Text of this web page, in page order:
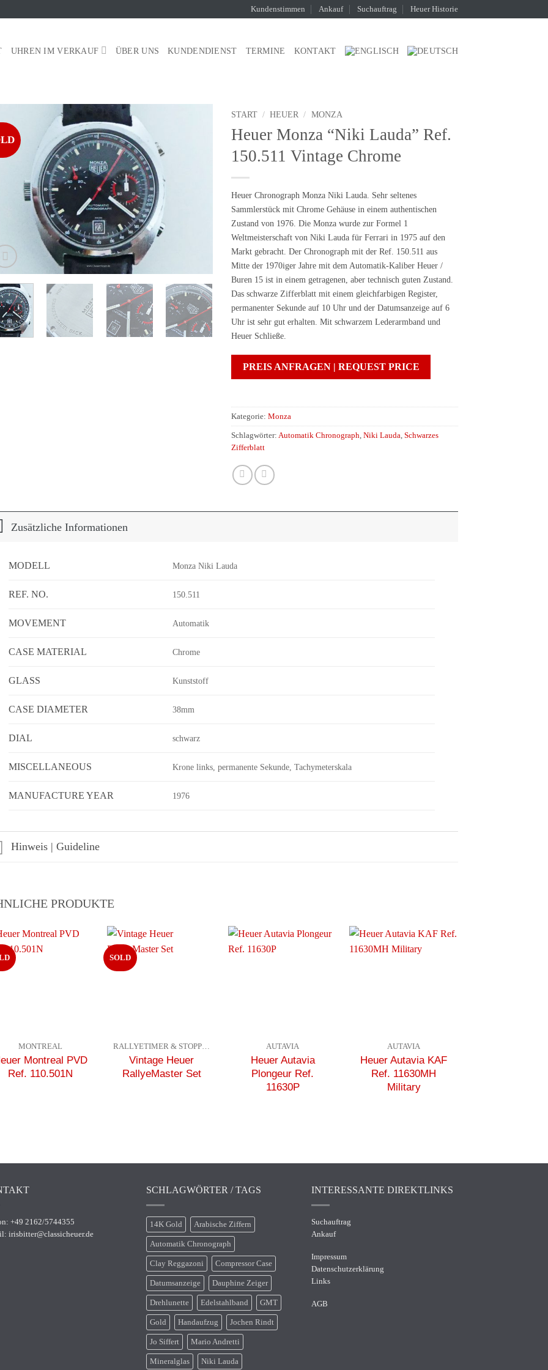
Kundenstimmen Ankauf Suchauftrag Heuer Historie
UHREN IM VERKAUF ÜBER UNS KUNDENDIENST TERMINE KONTAKT
START / HEUER / MONZA
Heuer Monza “Niki Lauda” Ref.
150.511 Vintage Chrome
Heuer ChronographMonza Niki Lauda. Sehr seltenes
Sammlerstück mit Chrome Gehäuse in einem authentischen
Zustand von 1976 . Die Monza wurde zur Formel 1
Weltmeisterschaft von Niki Lauda für Ferrari in 1975 auf den
Markt gebracht. Der Chronograph mit derRef. 150.511 aus
Mitte der 1970iger Jahre mit dem Automatik-KaliberHeuer /
Buren 15 ist in einem getragenen, aber technisch guten Zustand.
Das schwarze Zifferblatt mit einem gleichfarbigen Register,
permanenter Sekunde auf 10 Uhr und der Datumsanzeige auf 6
Uhr ist sehr gut erhalten. Mit schwarzem Lederarmband und
Heuer Schließe.
PREIS ANFRAGEN | REQUEST PRICE
Kategorie:Monza
Schlagwörter:Automatik Chronograph,Niki Lauda,Schwarzes
Zifferblatt
Zusätzliche Informationen
MODELL Monza Niki Lauda
REF. NO. 150.511
MOVEMENT Automatik
CASE MATERIAL Chrome
GLASS Kunststoff
CASE DIAMETER 38mm
DIAL schwarz
MISCELLANEOUS Krone links, permanente Sekunde, Tachymeterskala
MANUFACTURE YEAR 1976
Hinweis | Guideline
PRODUKTE
MONTREAL
Montreal PVD
Ref. 110.501N
SOLD
RALLYETIMER & STOPPUHREN
Vintage Heuer
RallyeMaster Set
AUTAVIA
Heuer Autavia
Plongeur Ref.
11630P
AUTAVIA
Heuer Autavia KAF
Ref. 11630MH
Military
+49 2162/5744355
irisbitter@classicheuer.de
SCHLAGWÖRTER / TAGS
14K Gold Arabische Ziffern
Automatik Chronograph
Clay Reggazoni Compressor Case
Datumsanzeige Dauphine Zeiger
Drehlunette Edelstahlband GMT
Gold Handaufzug Jochen Rindt
Jo Siffert Mario Andretti
Mineralglas Niki Lauda
INTERESSANTE DIREKTLINKS
Suchauftrag
Ankauf
Impressum
Datenschutzerklärung
Links
AGB